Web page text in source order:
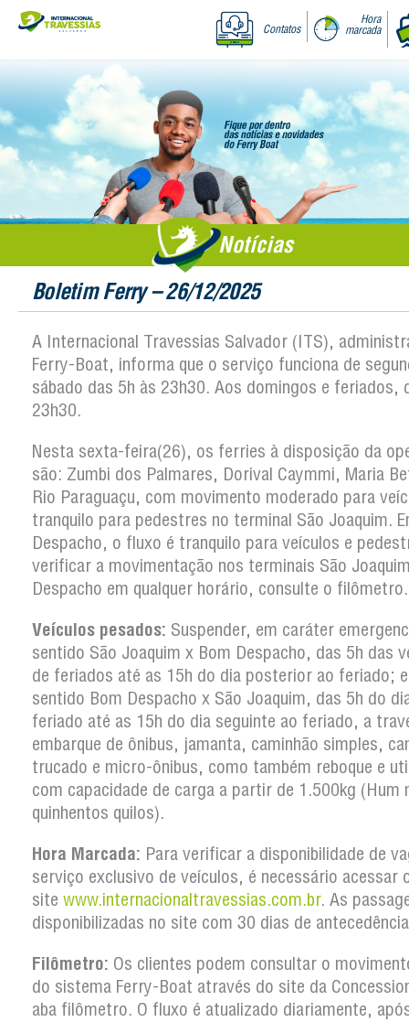
Contatos
Hora
marcada
Notícias
Boletim Ferry – 26/12/2025
A Internacional Travessias Salvador (ITS),
Ferry-Boat, informa que o serviço funciona de
sábado das 5h às 23h30. Aos domingos e feriados,
23h30.
Nesta sexta-feira(26), os ferries à disposição da
são: Zumbi dos Palmares, Dorival Caymmi, Maria
Rio Paraguaçu, com movimento moderado para
tranquilo para pedestres no terminal São Joaquim.
Despacho, o fluxo é tranquilo para veículos e
verificar a movimentação nos terminais São
Despacho em qualquer horário, consulte o filômetro.
Veículos pesados: Suspender, em caráter
sentido São Joaquim x Bom Despacho, das 5h das
de feriados até as 15h do dia posterior ao feriado;
sentido Bom Despacho x São Joaquim, das 5h do
feriado até as 15h do dia seguinte ao feriado, a
embarque de ônibus, jamanta, caminhão simples,
trucado e micro-ônibus, como também reboque e
com capacidade de carga a partir de 1.500kg (Hum
quinhentos quilos).
Hora Marcada: Para verificar a disponibilidade de
serviço exclusivo de veículos, é necessário acessar
site www.internacionaltravessias.com.br. As
disponibilizadas no site com 30 dias de
Filômetro: Os clientes podem consultar o
do sistema Ferry-Boat através do site da
aba filômetro. O fluxo é atualizado diariamente,